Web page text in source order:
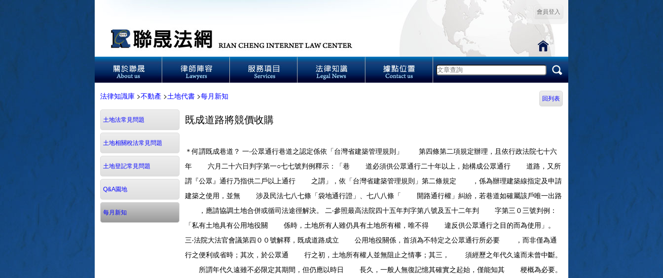
會員登入
法律知識庫 >不動產 >土地代書 >每月新知 回列表
土地法常見問題
土地相關稅法常見問題
土地登記常見問題
Q&A園地
每月新知
既成道路將競價收購
＊何謂既成巷道？ 一‧公眾通行巷道之認定係依「台灣省建築管理規則」 第四條第二項規定辦理，且依行政法院七十六
年 六月二十六日判字第一○七七號判例釋示：「巷 道必須供公眾通行二十年以上，始構成公眾通行 道路，又所
謂『公眾』通行乃指供二戶以上通行 之謂」，依「台灣省建築管理規則」第二條規定 ，係為辦理建築線指定及申請
建築之使用，並無 涉及民法七八七條「袋地通行證」、七八八條「 開路通行權」糾紛，若巷道如確屬該戶唯一出路
，應請協調土地合併或循司法途徑解決。 二‧參照最高法院四十五年判字第八號及五十二年判 字第三０三號判例：
「私有土地具有公用地役關 係時，土地所有人雖仍具有土地所有權，唯不得 違反供公眾通行之目的而為使用」。
三‧法院大法官會議第四００號解釋，既成道路成立 公用地役關係，首須為不特定之公眾通行所必要 ，而非僅為通
行之便利或省時；其次，於公眾通 行之初，土地所有權人並無阻止之情事；其三， 須經歷之年代久遠而未曾中斷。
所謂年代久遠雖不必限定其期間，但仍應以時日 長久，一般人無復記憶其確實之起始，僅能知其 梗概為必要。